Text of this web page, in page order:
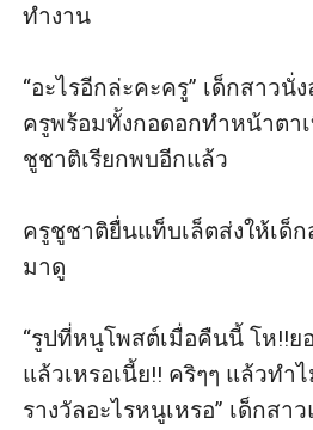
ทำงาน
“อะไรอีกล่ะคะครู” เด็กสาวนั่
ครูพร้อมทั้งกอดอกทำหน้าตา
ชูชาติเรียกพบอีกแล้ว
ครูชูชาติยื่นแท็บเล็ตส่งให้เด็
มาดู
“รูปที่หนูโพสต์เมื่อคืนนี้ โห!!ย
แล้วเหรอเนี้ย!! คริๆๆ แล้วทำ
รางวัลอะไรหนูเหรอ” เด็กสา